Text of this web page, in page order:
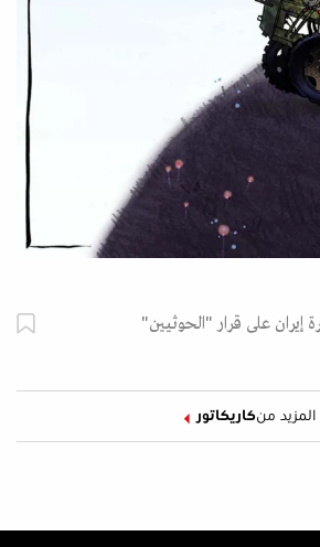
إيران على قرار "الحوثيين"
المزيد منكاريكاتور